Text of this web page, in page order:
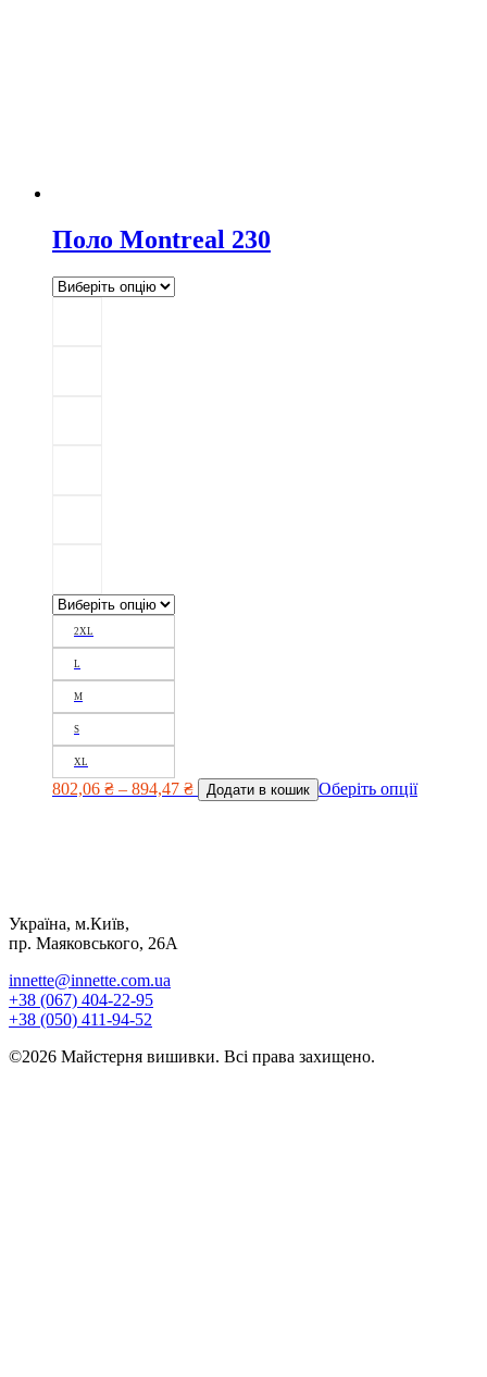
Поло Montreal 230
2XL
L
M
S
XL
802,06 ₴ – 894,47 ₴ Додати в кошик Оберіть опції
Україна, м.Київ,
пр. Маяковського, 26А
innette@innette.com.ua
+38 (067) 404-22-95
+38 (050) 411-94-52
©2026 Майстерня вишивки. Всі права захищено.